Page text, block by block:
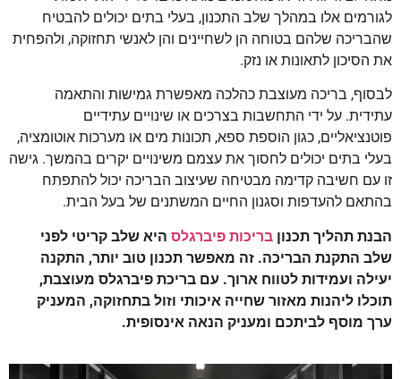
לגורמים אלו במהלך שלב התכנון, בעלי בתים יכולים להבטיח
שהבריכה שלהם בטוחה הן לשחיינים והן לאנשי תחזוקה, ולהפחית
את הסיכון לתאונות או נזק.
לבסוף, בריכה מעוצבת כהלכה מאפשרת גמישות והתאמה
עתידית. על ידי התחשבות בצרכים או שינויים עתידיים
פוטנציאליים, כגון הוספת ספא, תכונות מים או מערכות אוטומציה,
בעלי בתים יכולים לחסוך את עצמם משינויים יקרים בהמשך. גישה
זו עם חשיבה קדימה מבטיחה שעיצוב הבריכה יכול להתפתח
בהתאם להעדפות וסגנון החיים המשתנים של בעל הבית.
הבנת תהליך תכנון בריכות פיברגלס היא שלב קריטי לפני
שלב התקנת הבריכה. זה מאפשר תכנון טוב יותר, התקנה
יעילה ועמידות לטווח ארוך. עם בריכת פיברגלס מעוצבת,
תוכלו ליהנות מאזור שחייה איכותי וזול בתחזוקה, המעניק
ערך מוסף לביתכם ומעניק הנאה אינסופית.